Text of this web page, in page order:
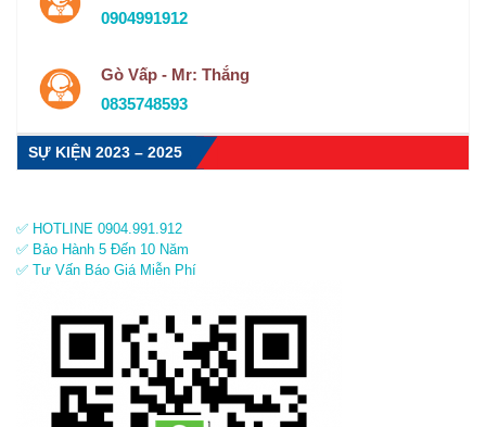
0904991912
Gò Vấp - Mr: Thắng
0835748593
SỰ KIỆN 2023 – 2025
✅ HOTLINE 0904.991.912
✅ Bảo Hành 5 Đến 10 Năm
✅ Tư Vấn Báo Giá Miễn Phí